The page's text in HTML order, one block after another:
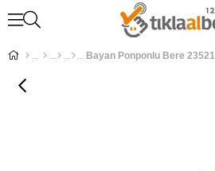
Bayan Ponponlu Bere